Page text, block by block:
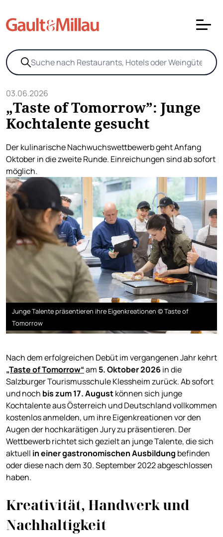
03.06.2026
„Taste of Tomorrow”: Junge
Kochtalente gesucht
Der kulinarische Nachwuchswettbewerb geht Anfang
Oktober in die zweite Runde. Einreichungen sind ab sofort
möglich.
Junge Talente präsentieren ihre Eigenkreationen © Taste of
Tomorrow
Nach dem erfolgreichen Debüt im vergangenen Jahr kehrt
„Taste of Tomorrow“am 5. Oktober 2026 in die
Salzburger Tourismusschule Klessheim zurück. Ab sofort
und noch bis zum 17. Augustkönnen sich junge
Kochtalente aus Österreich und Deutschland vollkommen
kostenlos anmelden, um ihre Eigenkreationen vor den
Augen der hochkarätigen Jury zu präsentieren. Der
Wettbewerb richtet sich gezielt an junge Talente, die sich
aktuell in einer gastronomischen Ausbildung befinden
oder diese nach dem 30. September 2022 abgeschlossen
haben.
Kreativität, Handwerk und
Nachhaltigkeit